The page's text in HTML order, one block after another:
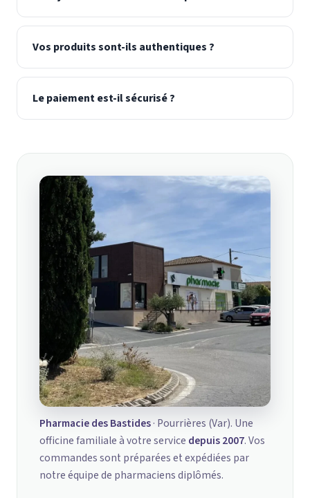
Vos produits sont-ils authentiques ?
Le paiement est-il sécurisé ?
Pharmacie des Bastides· Pourrières (Var). Une
officine familiale à votre service depuis 2007. Vos
commandes sont préparées et expédiées par
notre équipe de pharmaciens diplômés.